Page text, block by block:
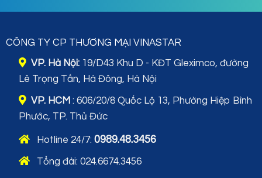
CÔNG TY CP THƯƠNG MẠI VINASTAR
VP. Hà Nội: 19/D43 Khu D - KĐT Gleximco, đường
Lê Trọng Tấn, Hà Đông, Hà Nội
VP. HCM : 606/20/8 Quốc Lộ 13, Phường Hiệp Bình
Phước, TP. Thủ Đức
Hotline 24/7:0989.48.3456
Tổng đài:024.6674.3456